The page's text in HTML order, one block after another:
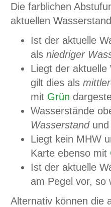
Die farblichen
aktuellen
Ist der aktuelle
als niedriger
Liegt der
gilt dies als
mit Grün
Wasserstände
Wasserstandund
Liegt kein MHW
Karte ebenso mit
Ist der aktuelle
am Pegel vor,
Alternativ können die